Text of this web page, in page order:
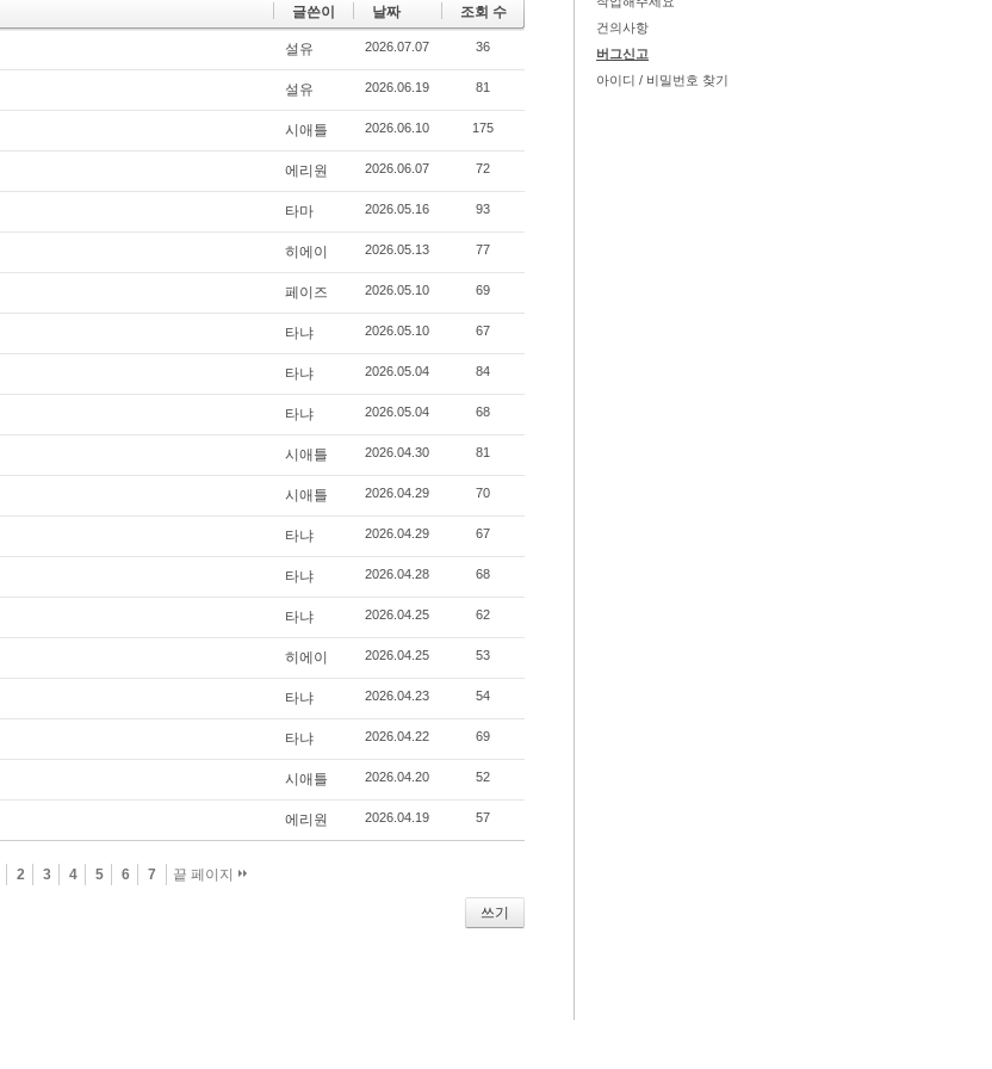
글쓴이 날짜 조회 수
설유 2026.07.07 36
설유 2026.06.19 81
시애틀 2026.06.10 175
에리원 2026.06.07 72
타마 2026.05.16 93
히에이 2026.05.13 77
페이즈 2026.05.10 69
타냐 2026.05.10 67
타냐 2026.05.04 84
타냐 2026.05.04 68
시애틀 2026.04.30 81
시애틀 2026.04.29 70
타냐 2026.04.29 67
타냐 2026.04.28 68
타냐 2026.04.25 62
히에이 2026.04.25 53
타냐 2026.04.23 54
타냐 2026.04.22 69
시애틀 2026.04.20 52
에리원 2026.04.19 57
2 3 4 5 6 7 끝 페이지
쓰기
건의사항
버그신고
아이디 / 비밀번호 찾기